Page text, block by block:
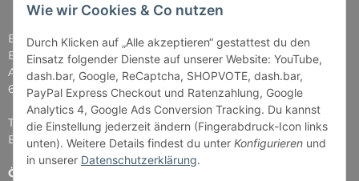
Wie wir Cookies & Co nutzen
Durch Klicken auf „Alle akzeptieren“ gestattest du den
Einsatz folgender Dienste auf unserer Website: YouTube,
dash.bar, Google, ReCaptcha, SHOPVOTE, dash.bar,
PayPal Express Checkout und Ratenzahlung, Google
Analytics 4, Google Ads Conversion Tracking. Du kannst
die Einstellung jederzeit ändern (Fingerabdruck-Icon links
unten). Weitere Details findest du unter Konfigurieren und
in unserer Datenschutzerklärung.
Brettspiel-Paradies
Bender & Lipkowski GbR
Am Straßbach 5
61169 Friedberg
Tel: 06031 - 7907979
E-Mail: info@Brettspiel-Paradies.de
Öffnungszeiten